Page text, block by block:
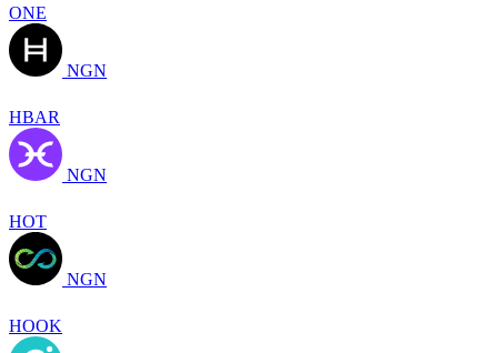
ONE
NGN
HBAR
NGN
HOT
NGN
HOOK